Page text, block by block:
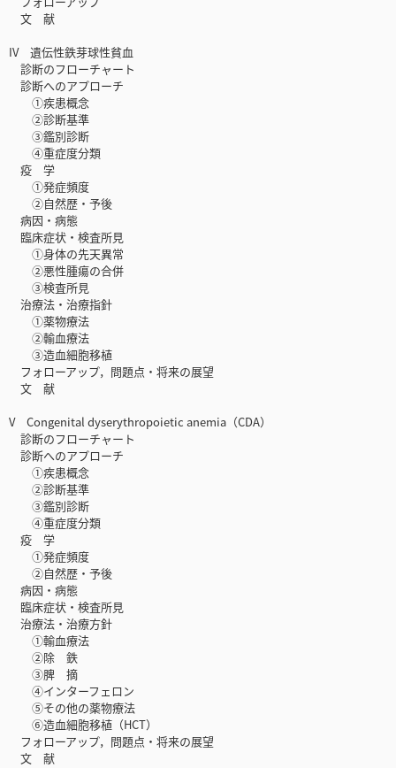
文 献
IV 遺伝性鉄芽球性貧血
診断のフローチャート
診断へのアプローチ
①疾患概念
②診断基準
③鑑別診断
④重症度分類
疫 学
①発症頻度
②自然歴・予後
病因・病態
臨床症状・検査所見
①身体の先天異常
②悪性腫瘍の合併
③検査所見
治療法・治療指針
①薬物療法
②輸血療法
③造血細胞移植
フォローアップ，問題点・将来の展望
文 献
V Congenital dyserythropoietic anemia（CDA）
診断のフローチャート
診断へのアプローチ
①疾患概念
②診断基準
③鑑別診断
④重症度分類
疫 学
①発症頻度
②自然歴・予後
病因・病態
臨床症状・検査所見
治療法・治療方針
①輸血療法
②除 鉄
③脾 摘
④インターフェロン
⑤その他の薬物療法
⑥造血細胞移植（HCT）
フォローアップ，問題点・将来の展望
文 献